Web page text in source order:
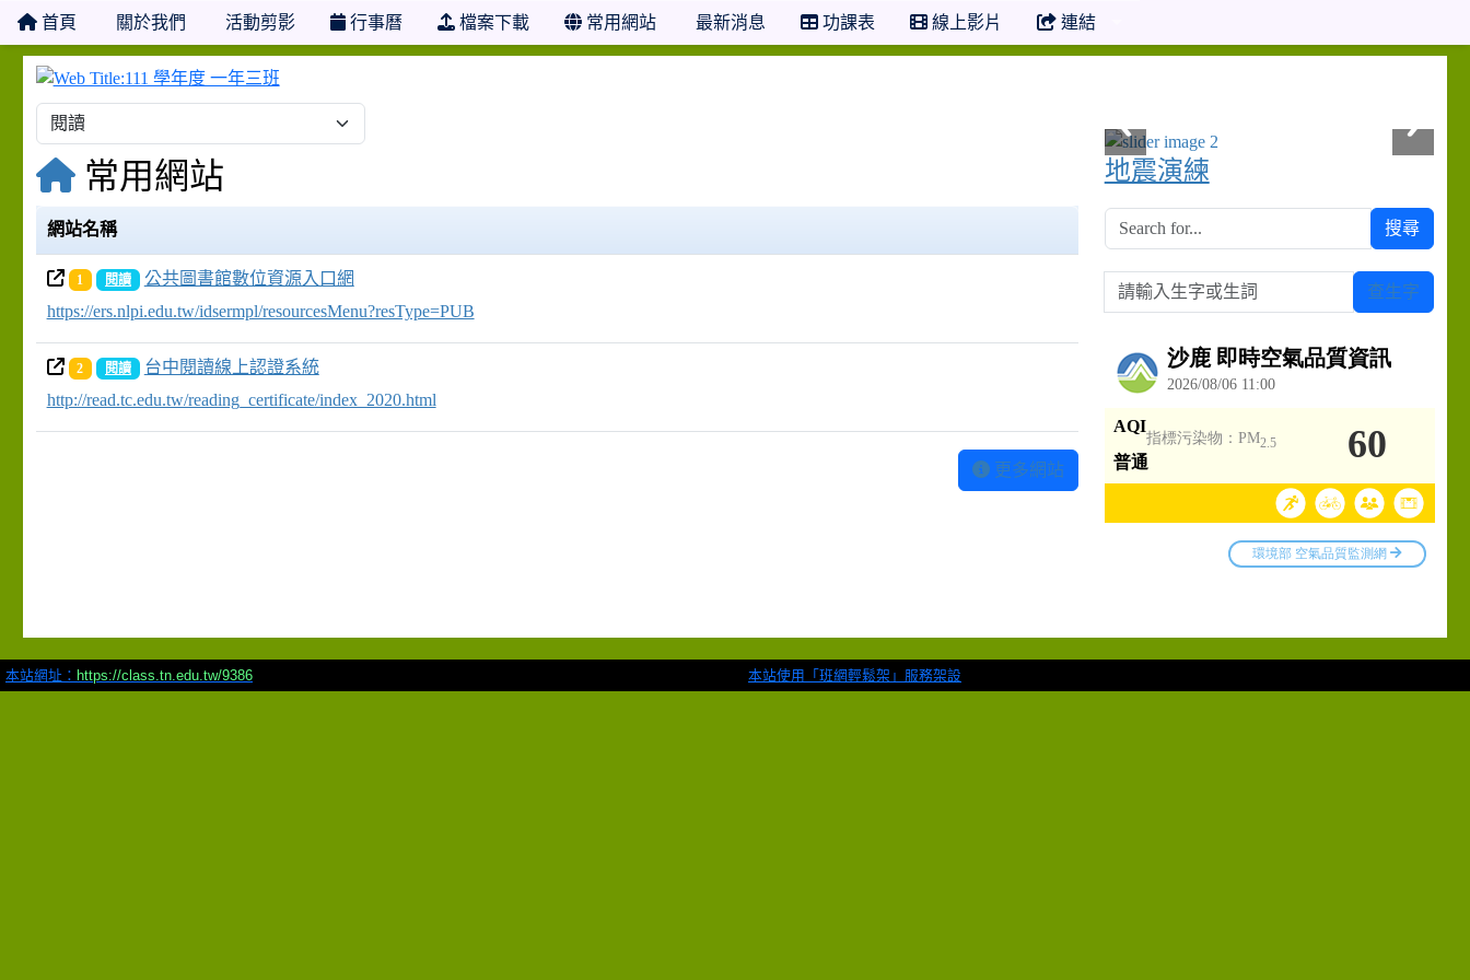
首頁 關於我們 活動剪影 行事曆 檔案下載 常用網站 最新消息 功課表 線上影片 連結
111 學年度 一年三班
常用網站
網站名稱
1 閱讀
公共圖書館數位資源入口網
https://ers.nlpi.edu.tw/idsermpl/resourcesMenu?resType=PUB
2 閱讀
台中閱讀線上認證系統
http://read.tc.edu.tw/reading_certificate/index_2020.html
更多網站
地震演練
搜尋
請輸入生字或生詞 查生字
本站網址： https://class.tn.edu.tw/9386 本站使用「班網輕鬆架」服務架設